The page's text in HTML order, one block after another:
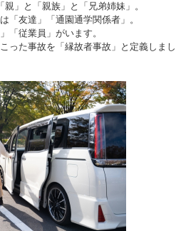
」と「親族」と「兄弟姉妹」。
「友達」「通園通学関係者」。
「従業員」がいます。
った事故を「縁故者事故」と定義しま